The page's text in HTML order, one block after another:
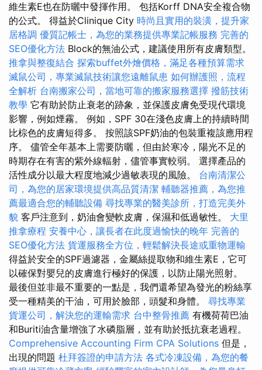
維生素E也在防曬中發揮作用。 包括Korff DNA安全複合物
的公式。 得益於Clinique City 時尚且實用的裝潢，提升家
居格調 優質記帳士，為您的業務提供專業記帳服務 完善的
SEO優化方法 Block的無油公式，建議使用所有皮膚類型。
推拿與整復結合 探索buffet外燴價格，滿足各種預算需求
滅鼠公司，專業滅鼠技術讓您遠離鼠患 如何辦護照，流程
全解析 台南搬家公司，當地可靠的搬家服務選擇 撥筋技術
教學 它有助於防止衰老的跡象，並保護皮膚免受現代環境
影響，例如煙霧。 例如，SPF 30在淺色皮膚上的持續時間
比棕色的皮膚短得多。 按照該SPF奶油的包裝重複該應用程
序。 儘管全年基本上需要防曬，但由於寒冷，陽光不足的
時期存在有害的紫外線輻射，儘管事實較弱。 選擇產品的
活性成分以最大程度地減少過敏表現的風險。 台南清潔公
司，為您的居家環境提供高品質清潔 輔聽器推薦，為您推
薦最適合您的輔聽設備 尋找專業的醫美診所，打造完美外
貌 客戶注意到，奶油會變軟皮膚，保濕和低過敏性。 大里
推拿療程 安養中心，讓長者在此度過愉快的晚年 完善的
SEO優化方法 貨運服務全方位，輕鬆解決長途或重物運輸
得益於安全的SPF過濾器，金屬絲提取物和維生素E，它可
以確保對嬰兒的皮膚進行極好的保護，以防止陽光照射。
最後但並非最不重要的一點是，我們還希望為發光的粉絲享
受一種精美的干油，可用於臉部，頭髮和身體。 尋找專業
貨運公司，解決您的運輸需求 台中整骨推薦 有機荷荷巴油
和Buriti油含量增強了水磷脂層，並有助於抵抗衰老過程。
Comprehensive Accounting Firm CPA Solutions 但是，
出現的問題 杜拜簽證的申請方法 各式冷凍設備，為您的餐